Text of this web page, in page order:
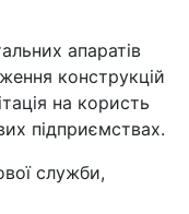
апаратів
конструкцій
на користь
підприємствах.
служби,